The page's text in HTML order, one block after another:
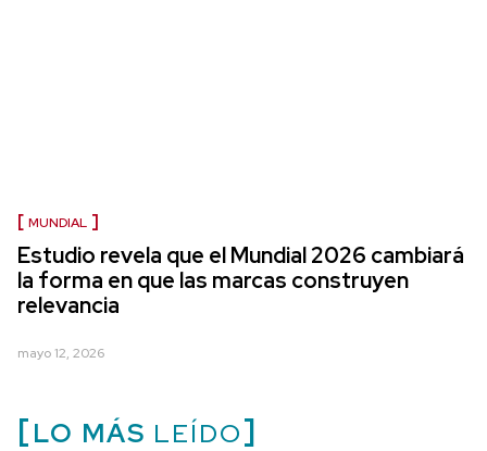
MUNDIAL
Estudio revela que el Mundial 2026 cambiará
la forma en que las marcas construyen
relevancia
mayo 12, 2026
LO MÁS LEÍDO